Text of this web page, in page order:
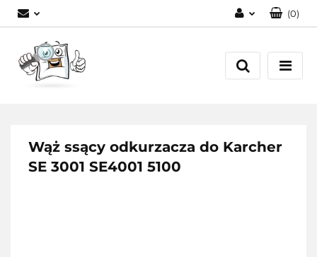
Zarejestruj się
(0)
Wąż ssący odkurzacza do Karcher
SE 3001 SE4001 5100